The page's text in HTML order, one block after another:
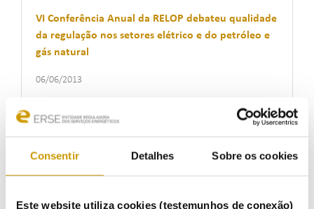
Consentir Detalhes Sobre os cookies
Este website utiliza cookies (testemunhos de conexão)
VI Conferência Anual da RELOP debateu qualidade
da regulação nos setores elétrico e do petróleo e
gás natural
06/06/2013